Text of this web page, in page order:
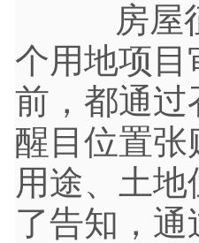
房屋征
个用地项目
前，都通过
醒目位置
用途、土
了告知，